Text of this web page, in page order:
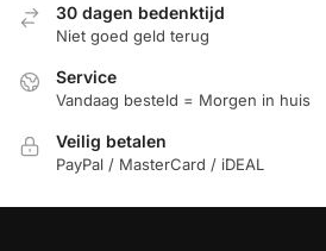
30 dagen bedenktijd
Niet goed geld terug
Service
Vandaag besteld = Morgen in huis
Veilig betalen
PayPal / MasterCard / iDEAL